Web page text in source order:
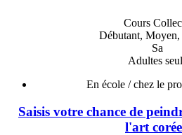
Cours
Débutant, Moyen,
Sa
Adultes
En école / chez le
Saisis votre chance de
l'art